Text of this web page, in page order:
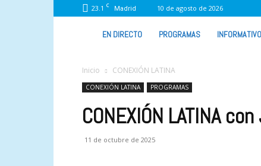
23.1 C Madrid 10 de agosto de 2026
VIVA
RADIO
EN DIRECTO PROGRAMAS
Inicio CONEXIÓN LATINA
CONEXIÓN LATINA PROGRAMAS
CONEXIÓN LATINA
11 de octubre de 2025